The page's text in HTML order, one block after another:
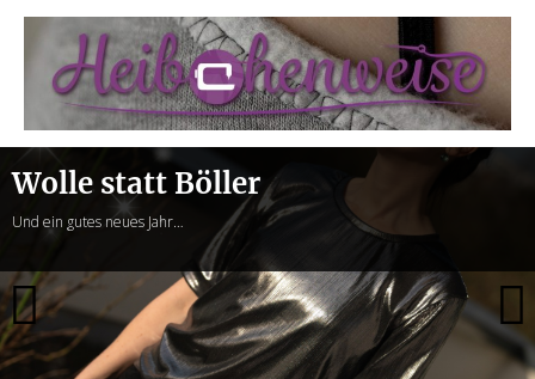
Heibchenweise
Wolle statt Böller
Und ein gutes neues Jahr…